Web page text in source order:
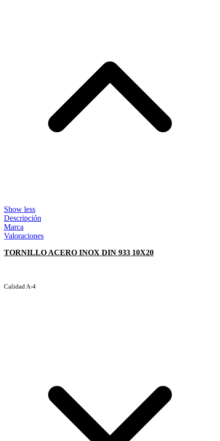
Show less
Descripción
Marca
Valoraciones
TORNILLO ACERO INOX DIN 933 10X20
Calidad A-4